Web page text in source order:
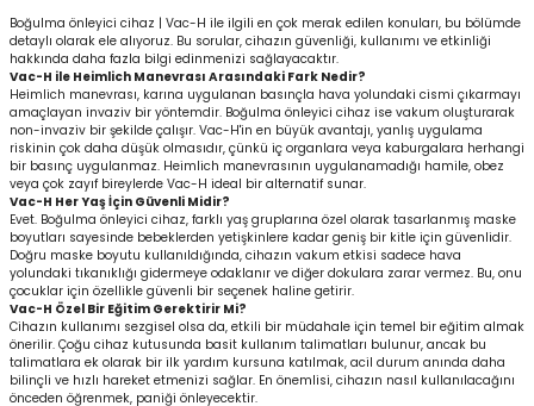
Boğulma önleyici cihaz | Vac-H ile ilgili en çok merak edilen konuları, bu bölümde
detaylı olarak ele alıyoruz. Bu sorular, cihazın güvenliği, kullanımı ve etkinliği
hakkında daha fazla bilgi edinmenizi sağlayacaktır.
Vac-H ile Heimlich Manevrası Arasındaki Fark Nedir?
Heimlich manevrası, karına uygulanan basınçla hava yolundaki cismi çıkarmayı
amaçlayan invaziv bir yöntemdir. Boğulma önleyici cihaz ise vakum oluşturarak
non-invaziv bir şekilde çalışır. Vac-H'in en büyük avantajı, yanlış uygulama
riskinin çok daha düşük olmasıdır, çünkü iç organlara veya kaburgalara herhangi
bir basınç uygulanmaz. Heimlich manevrasının uygulanamadığı hamile, obez
veya çok zayıf bireylerde Vac-H ideal bir alternatif sunar.
Vac-H Her Yaş İçin Güvenli Midir?
Evet. Boğulma önleyici cihaz, farklı yaş gruplarına özel olarak tasarlanmış maske
boyutları sayesinde bebeklerden yetişkinlere kadar geniş bir kitle için güvenlidir.
Doğru maske boyutu kullanıldığında, cihazın vakum etkisi sadece hava
yolundaki tıkanıklığı gidermeye odaklanır ve diğer dokulara zarar vermez. Bu, onu
çocuklar için özellikle güvenli bir seçenek haline getirir.
Vac-H Özel Bir Eğitim Gerektirir Mi?
Cihazın kullanımı sezgisel olsa da, etkili bir müdahale için temel bir eğitim almak
önerilir. Çoğu cihaz kutusunda basit kullanım talimatları bulunur, ancak bu
talimatlara ek olarak bir ilk yardım kursuna katılmak, acil durum anında daha
bilinçli ve hızlı hareket etmenizi sağlar. En önemlisi, cihazın nasıl kullanılacağını
önceden öğrenmek, paniği önleyecektir.